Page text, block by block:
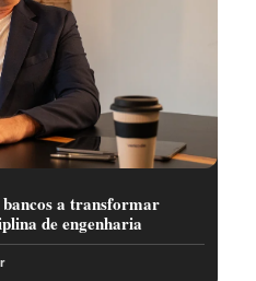
a transformar
de engenharia